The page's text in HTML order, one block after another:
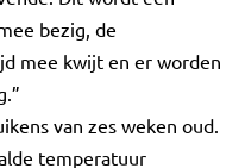
bezig, de
mee kwijt en er worden
van zes weken oud.
temperatuur